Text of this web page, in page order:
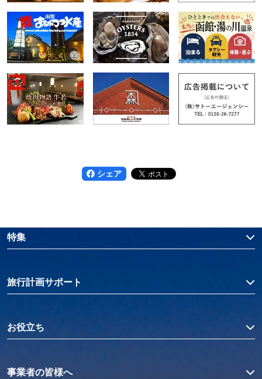
シェア
特集
旅行計画サポート
お役立ち
事業者の皆様へ